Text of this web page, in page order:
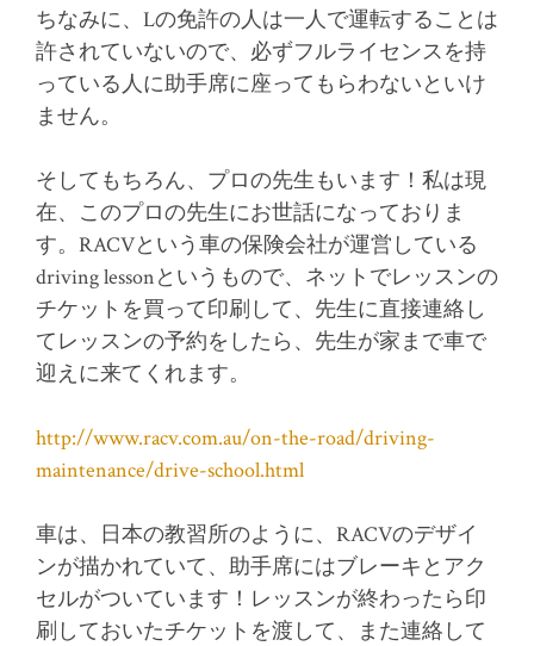
ちなみに、Lの免許の人は一人で運転することは
許されていないので、必ずフルライセンスを持
っている人に助手席に座ってもらわないといけ
ません。
そしてもちろん、プロの先生もいます！私は現
在、このプロの先生にお世話になっておりま
す。RACVという車の保険会社が運営している
driving lessonというもので、ネットでレッスンの
チケットを買って印刷して、先生に直接連絡し
てレッスンの予約をしたら、先生が家まで車で
迎えに来てくれます。
http://www.racv.com.au/on-the-road/driving-
maintenance/drive-school.html
車は、日本の教習所のように、RACVのデザイ
ンが描かれていて、助手席にはブレーキとアク
セルがついています！レッスンが終わったら印
刷しておいたチケットを渡して、また連絡して